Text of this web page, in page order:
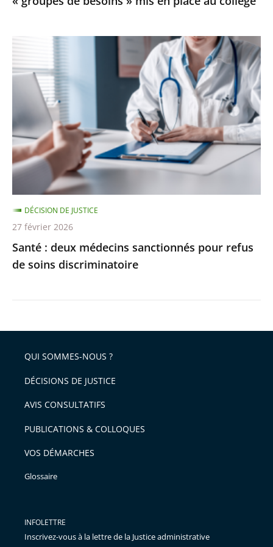
place
collège
:
deux
médecins
sanctionnés
pour
refus
de
soins
discriminatoire
Santé : deux médecins sanctionnés pour refus
de soins discriminatoire
DÉCISION DE JUSTICE
27 février 2026
QUI SOMMES-NOUS ?
DÉCISIONS DE JUSTICE
AVIS CONSULTATIFS
PUBLICATIONS & COLLOQUES
VOS DÉMARCHES
Glossaire
INFOLETTRE
Inscrivez-vous à la lettre de la Justice administrative